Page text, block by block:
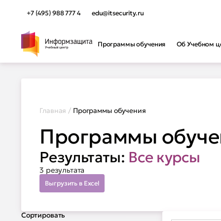
+7 (495) 988 777 4 edu@itsecurity.ru
Программы обучения Об Учебном
Не знаете, какую программу
определиться.
Подобрать обучение
Главная / Программы обучения
Программы
Результаты: Все курсы
3 результата
Выгрузить в Excel
Сортировать